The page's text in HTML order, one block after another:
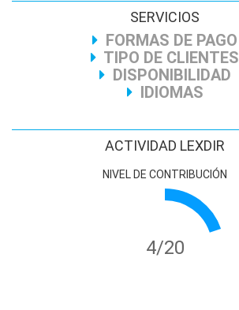
SERVICIOS
FORMAS DE PAGO
TIPO DE CLIENTES
DISPONIBILIDAD
IDIOMAS
ACTIVIDAD LEXDIR
NIVEL DE CONTRIBUCIÓN
4/20